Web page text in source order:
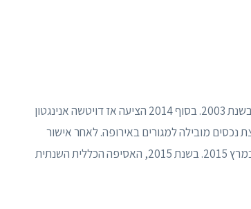
התקשורת כבר דיווחה על התעניינותה של דויטשה אנינגטון ב- GAGFAH בשנת 2003. בסוף 2014 הציעה אז דויטשה אנינגטון
יורו כדי ליצור קבוצת נכסים מובילה למגורים באירופה. לאחר אישור
בעלי המניות ורשויות ההגבלים העסקיים, העסקה הושלמה לפני המועד במרץ 2015. בשנת 2015, האסיפה הכללית השנתית